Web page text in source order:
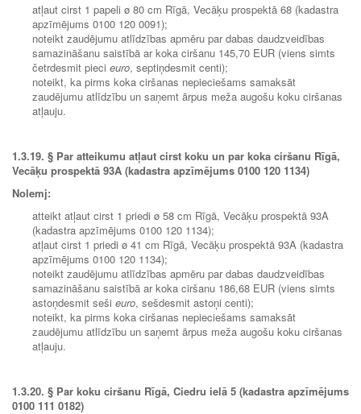
atļaut cirst 1 papeli ø 80 cm Rīgā, Vecāķu prospektā 68 (kadastra
apzīmējums 0100 120 0091);
noteikt zaudējumu atlīdzības apmēru par dabas daudzveidības
samazināšanu saistībā ar koka ciršanu 145,70 EUR (viens simts
četrdesmit pieci euro, septiņdesmit centi);
noteikt, ka pirms koka ciršanas nepieciešams samaksāt
zaudējumu atlīdzību un saņemt ārpus meža augošu koku ciršanas
atļauju.
1.3.19. § Par atteikumu atļaut cirst koku un par koka ciršanu Rīgā,
Vecāķu prospektā 93A (kadastra apzīmējums 0100 120 1134)
Nolemj:
atteikt atļaut cirst 1 priedi ø 58 cm Rīgā, Vecāķu prospektā 93A
(kadastra apzīmējums 0100 120 1134);
atļaut cirst 1 priedi ø 41 cm Rīgā, Vecāķu prospektā 93A (kadastra
apzīmējums 0100 120 1134);
noteikt zaudējumu atlīdzības apmēru par dabas daudzveidības
samazināšanu saistībā ar koka ciršanu 186,68 EUR (viens simts
astoņdesmit seši euro, sešdesmit astoņi centi);
noteikt, ka pirms koka ciršanas nepieciešams samaksāt
zaudējumu atlīdzību un saņemt ārpus meža augošu koku ciršanas
atļauju.
1.3.20. § Par koku ciršanu Rīgā, Ciedru ielā 5 (kadastra apzīmējums
0100 111 0182)